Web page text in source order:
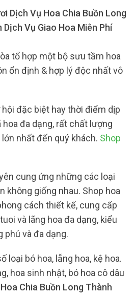
Dịch Vụ Hoa Chia Buồn Long
Vụ Giao Hoa Miên Phí
tổ hợp một bộ sưu tầm hoa
ổn định & hợp lý độc nhất vô
đặc biệt hay thời điểm dịp
đa dạng, rất chất lượng
nhất đến quý khách. Shop
cung ứng những các loại
không giống nhau. Shop hoa
cách thiết kế, cung cấp
và lãng hoa đa dạng, kiểu
phú và đa dạng.
loại bó hoa, lẵng hoa, kệ hoa.
hoa sinh nhật, bó hoa cô dâu
Chia Buồn Long Thành